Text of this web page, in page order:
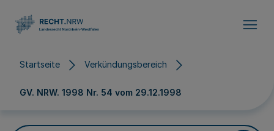
Startseite Verkündungsbereich
GV. NRW. 1998 Nr. 54 vom 29.12.1998